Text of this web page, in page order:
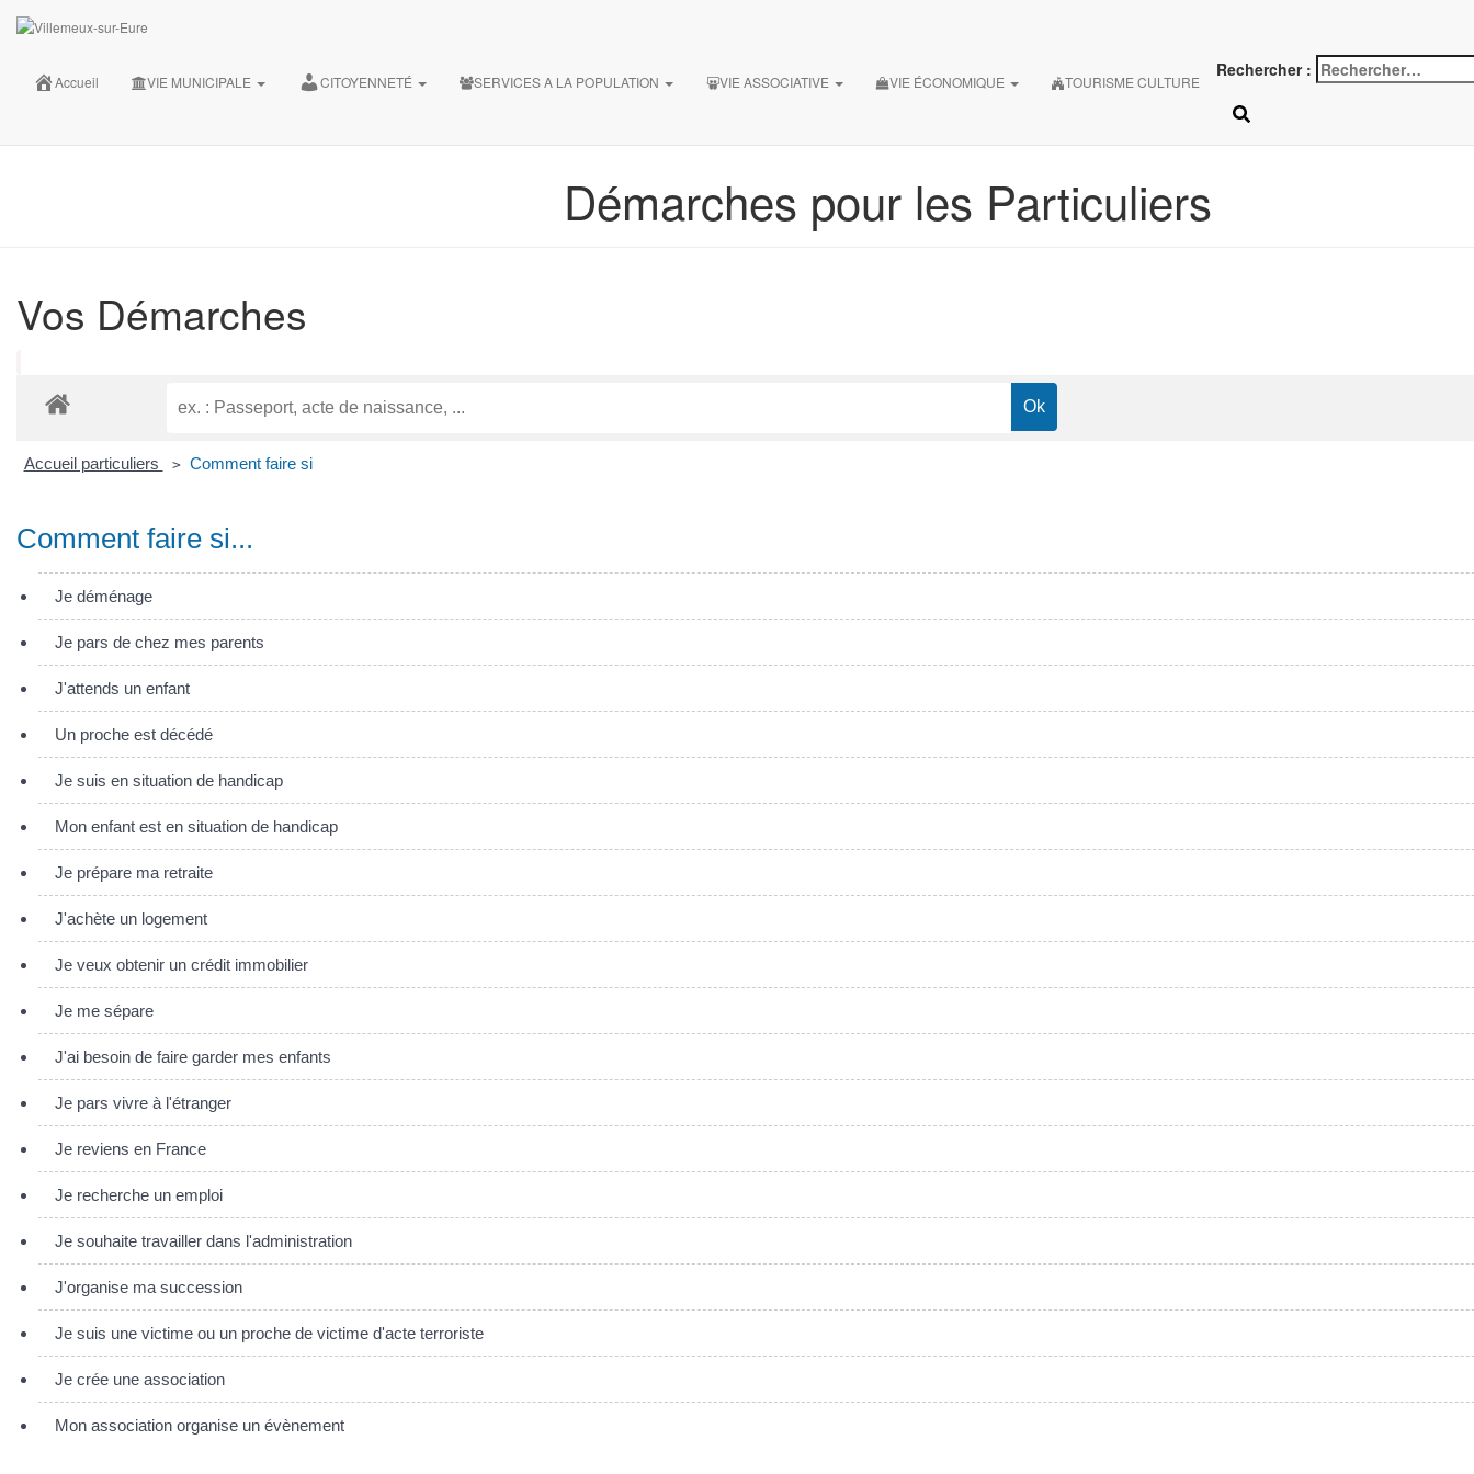
35, Grande rue 28210 Villemeux-sur-Eure
Accueil VIE MUNICIPALE CITOYENNETÉ SERVICES A LA POPULATION VIE ASSOCIATIVE VIE ÉCONOMIQUE TOURISME CULTURE
Rechercher :
Démarches pour les Particuliers
Vos Démarches
Accueil particuliers > Comment faire si
Comment faire si...
Je déménage
Je pars de chez mes parents
J'attends un enfant
Un proche est décédé
Je suis en situation de handicap
Mon enfant est en situation de handicap
Je prépare ma retraite
J'achète un logement
Je veux obtenir un crédit immobilier
Je me sépare
J'ai besoin de faire garder mes enfants
Je pars vivre à l'étranger
Je reviens en France
Je recherche un emploi
Je souhaite travailler dans l'administration
J'organise ma succession
Je suis une victime ou un proche de victime d'acte terroriste
Je crée une association
Mon association organise un évènement